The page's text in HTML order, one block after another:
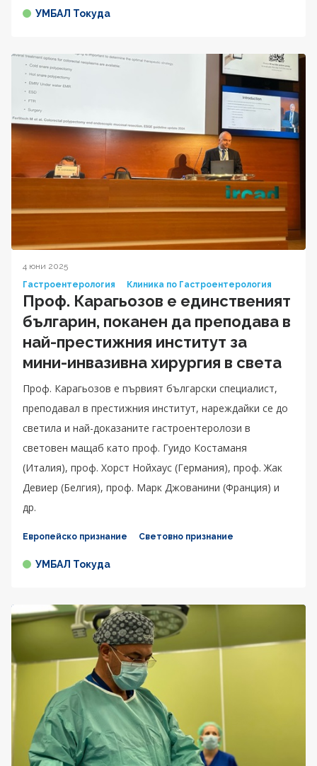
УМБАЛ Токуда
4 юни 2025
Гастроентерология
Клиника по Гастроентерология
Проф. Карагьозов е единственият
българин, поканен да преподава в
най-престижния институт за
мини-инвазивна хирургия в света
Проф. Карагьозов е първият български специалист,
преподавал в престижния институт, нареждайки се до
светила и най-доказаните гастроентеролози в
световен мащаб като проф. Гуидо Костаманя
(Италия), проф. Хорст Нойхаус (Германия), проф. Жак
Девиер (Белгия), проф. Марк Джованини (Франция) и
др.
Европейско признание Световно признание
УМБАЛ Токуда